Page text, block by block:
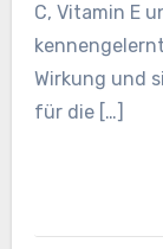
C, Vitamin E
Wirkung und
für die […]